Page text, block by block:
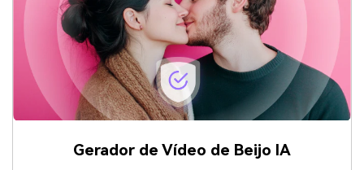
Gerador de Vídeo de Beijo IA